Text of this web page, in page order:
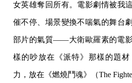
女英雄奪回所有。電影劇情被我
催不停、場景變換不喘氣的舞台
部片的氣質——大衛歐羅素的電
樣的吵放在《派特》那樣的題
力，放在《燃燒鬥魂》（The